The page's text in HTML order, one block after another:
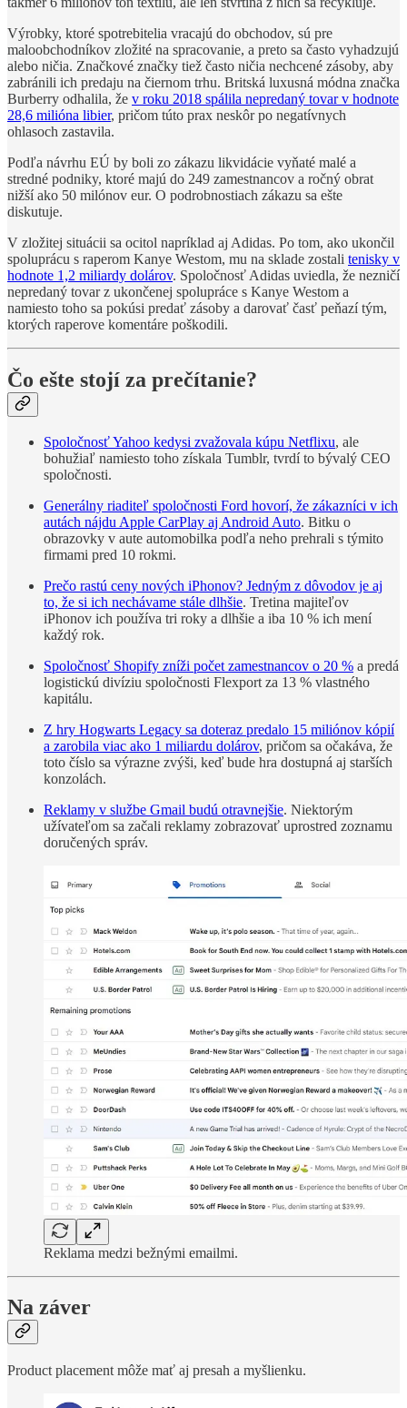
Výrobky, ktoré spotrebitelia vracajú do obchodov, sú pre
maloobchodníkov zložité na spracovanie, a preto sa často vyhadzujú
alebo ničia. Značkové značky tiež často ničia nechcené zásoby, aby
zabránili ich predaju na čiernom trhu. Britská luxusná módna značka
Burberry odhalila, že v roku 2018 spálila nepredaný tovar v hodnote
28,6 milióna libier, pričom túto prax neskôr po negatívnych
ohlasoch zastavila.
Podľa návrhu EÚ by boli zo zákazu likvidácie vyňaté malé a
stredné podniky, ktoré majú do 249 zamestnancov a ročný obrat
nižší ako 50 milónov eur. O podrobnostiach zákazu sa ešte
diskutuje.
V zložitej situácii sa ocitol napríklad aj Adidas. Po tom, ako ukončil
spoluprácu s raperom Kanye Westom, mu na sklade zostali tenisky v
hodnote 1,2 miliardy dolárov. Spoločnosť Adidas uviedla, že nezničí
nepredaný tovar z ukončenej spolupráce s Kanye Westom a
namiesto toho sa pokúsi predať zásoby a darovať časť peňazí tým,
ktorých raperove komentáre poškodili.
Čo ešte stojí za prečítanie?
Spoločnosť Yahoo kedysi zvažovala kúpu Netflixu, ale
bohužiaľ namiesto toho získala Tumblr, tvrdí to bývalý CEO
spoločnosti.
Generálny riaditeľ spoločnosti Ford hovorí, že zákazníci v ich
autách nájdu Apple CarPlay aj Android Auto. Bitku o
obrazovky v aute automobilka podľa neho prehrali s týmito
firmami pred 10 rokmi.
Prečo rastú ceny nových iPhonov? Jedným z dôvodov je aj
to, že si ich nechávame stále dlhšie. Tretina majiteľov
iPhonov ich používa tri roky a dlhšie a iba 10 % ich mení
každý rok.
Spoločnosť Shopify zníži počet zamestnancov o 20 % a predá
logistickú divíziu spoločnosti Flexport za 13 % vlastného
kapitálu.
Z hry Hogwarts Legacy sa doteraz predalo 15 miliónov kópií
a zarobila viac ako 1 miliardu dolárov, pričom sa očakáva, že
toto číslo sa výrazne zvýši, keď bude hra dostupná aj starších
konzolách.
Reklamy v službe Gmail budú otravnejšie. Niektorým
užívateľom sa začali reklamy zobrazovať uprostred zoznamu
doručených správ.
Reklama medzi bežnými emailmi.
Na záver
Product placement môže mať aj presah a myšlienku.